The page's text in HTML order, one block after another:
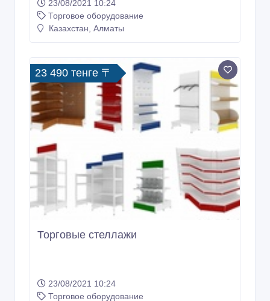
23/08/2021 10:24
Торговое оборудование
Казахстан, Алматы
23 490 тенге 〒
Торговые стеллажи
23/08/2021 10:24
Торговое оборудование